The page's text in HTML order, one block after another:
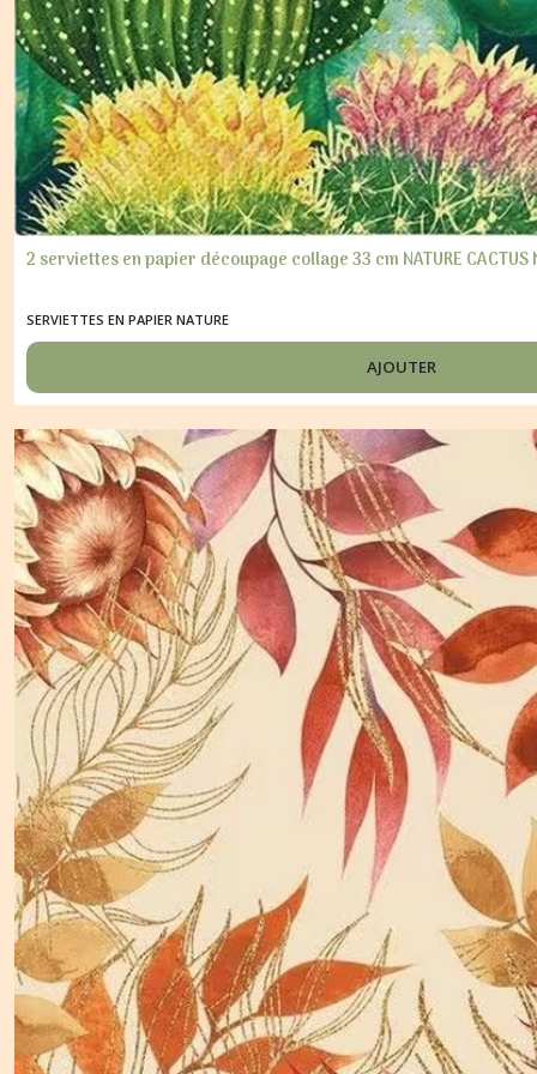
2 serviettes en papier découpage collage 33 cm NATURE CACTUS
SERVIETTES EN PAPIER NATURE
AJOUTER
les
résultats